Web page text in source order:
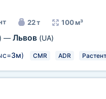
22 т 100 м³
— Львов (UA)
3м) CMR ADR